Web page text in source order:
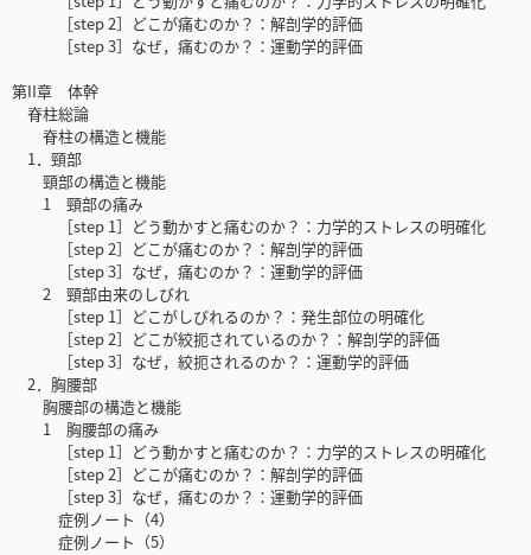
［step 2］どこが痛むのか？：解剖学的評価
［step 3］なぜ，痛むのか？：運動学的評価
第II章 体幹
脊柱総論
脊柱の構造と機能
1．頸部
頸部の構造と機能
1 頸部の痛み
［step 1］どう動かすと痛むのか？：力学的ストレスの明確化
［step 2］どこが痛むのか？：解剖学的評価
［step 3］なぜ，痛むのか？：運動学的評価
2 頸部由来のしびれ
［step 1］どこがしびれるのか？：発生部位の明確化
［step 2］どこが絞扼されているのか？：解剖学的評価
［step 3］なぜ，絞扼されるのか？：運動学的評価
2．胸腰部
胸腰部の構造と機能
1 胸腰部の痛み
［step 1］どう動かすと痛むのか？：力学的ストレスの明確化
［step 2］どこが痛むのか？：解剖学的評価
［step 3］なぜ，痛むのか？：運動学的評価
症例ノート（4）
症例ノート（5）